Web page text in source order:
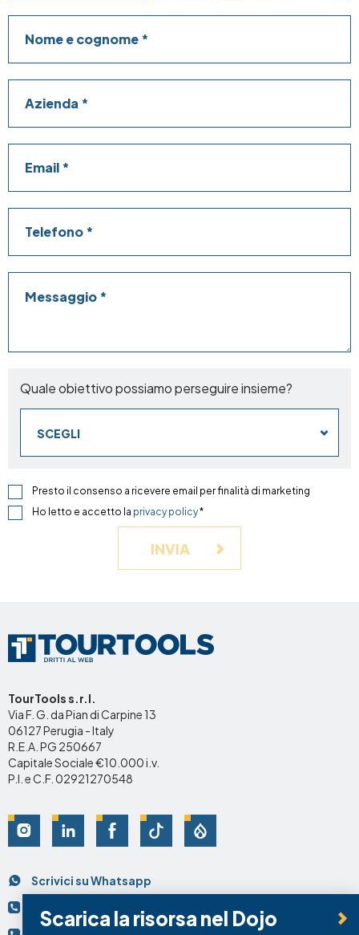
Scarica la risorsa nel Dojo
Quale obiettivo possiamo perseguire insieme?
SCEGLI
Presto il consenso a ricevere email per finalità di marketing
Ho letto e accetto la privacy policy*
INVIA
TourTools s.r.l.
Via F. G. da Pian di Carpine 13
06127 Perugia - Italy
R.E.A. PG 250667
Capitale Sociale €10.000 i.v.
P.I. e C.F. 02921270548
Social
Contatti
Scrivici su Whatsapp
+39 075.95.69.74